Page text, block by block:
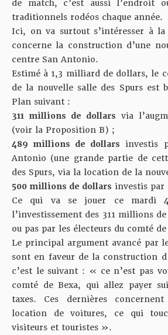
de match, c’est aussi l’endroit
traditionnels rodéos chaque année.
Ici, on va surtout s’intéresser à
concerne la construction d’une
centre San Antonio.
Estimé à 1,3 milliard de dollars, le
de la nouvelle salle des Spurs est
Plan suivant :
311 millions de dollars via
(voir la Proposition B) ;
489 millions de dollars investis
Antonio (une grande partie de
des Spurs, via la location de la
500 millions de dollars investis par
Ce qui va se jouer ce mardi 4
l’investissement des 311 millions
ou pas par les électeurs du comté
Le principal argument avancé par
sont en faveur de la construction
c’est le suivant : « ce n’est pas
comté de Bexa, qui allez payer
taxes. Ces dernières
location de voitures, ce qui
visiteurs et touristes ».